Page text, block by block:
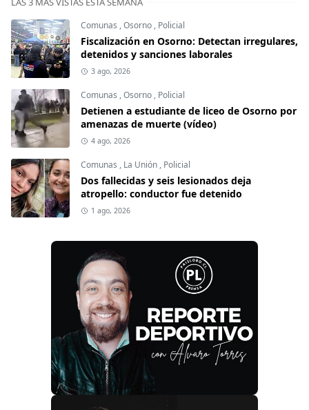
Comunas ,Osorno , Policial
Fiscalización en Osorno: Detectan irregulares,
detenidos y sanciones laborales
3 ago, 2026
Comunas ,Osorno , Policial
Detienen a estudiante de liceo de Osorno por
amenazas de muerte (vídeo)
4 ago, 2026
Comunas , La Unión , Policial
Dos fallecidas y seis lesionados deja
atropello: conductor fue detenido
1 ago, 2026